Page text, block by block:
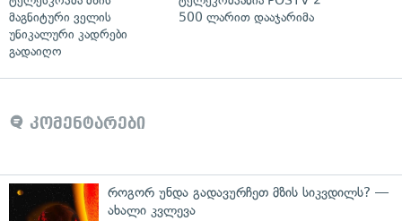
მაგნიტური ველის
უნიკალური კადრები
გადაიღო
500 ლარით დააჯარიმა
კომენტარები
როგორ უნდა გადავურჩეთ მზის სიკვდილს? —
ახალი კვლევა